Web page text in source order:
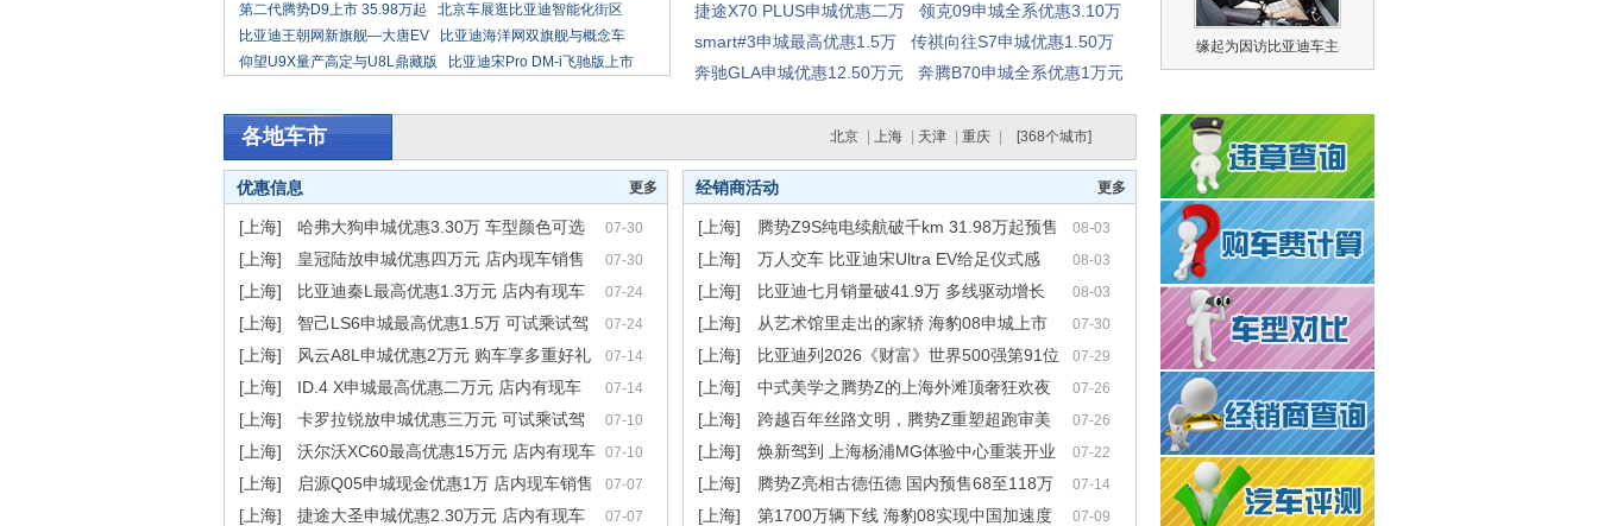
第二代腾势D9上市 35.98万起
北京车展逛比亚迪智能化街区
比亚迪王朝网新旗舰—大唐EV
比亚迪海洋网双旗舰与概念车
仰望U9X量产高定与U8L鼎藏版
比亚迪宋Pro DM-i飞驰版上市
捷途X70 PLUS申城优惠二万
领克09申城全系优惠3.10万
smart#3申城最高优惠1.5万
传祺向往S7申城优惠1.50万
奔驰GLA申城优惠12.50万元
奔腾B70申城全系优惠1万元
缘起为因访比亚迪车主
各地车市 北京 上海 天津 重庆 [368个城市]
优惠信息 更多
[上海] 哈弗大狗申城优惠3.30万 车型颜色可选 07-30
[上海] 皇冠陆放申城优惠四万元 店内现车销售 07-30
[上海] 比亚迪秦L最高优惠1.3万元 店内有现车 07-24
[上海] 智己LS6申城最高优惠1.5万 可试乘试驾 07-24
[上海] 风云A8L申城优惠2万元 购车享多重好礼 07-14
[上海] ID.4 X申城最高优惠二万元 店内有现车 07-14
[上海] 卡罗拉锐放申城优惠三万元 可试乘试驾 07-10
[上海] 沃尔沃XC60最高优惠15万元 店内有现车 07-10
[上海] 启源Q05申城现金优惠1万 店内现车销售 07-07
[上海] 捷途大圣申城优惠2.30万元 店内有现车 07-07
经销商活动 更多
[上海] 腾势Z9S纯电续航破千km 31.98万起预售 08-03
[上海] 万人交车 比亚迪宋Ultra EV给足仪式感 08-03
[上海] 比亚迪七月销量破41.9万 多线驱动增长 08-03
[上海] 从艺术馆里走出的家轿 海豹08申城上市 07-30
[上海] 比亚迪列2026《财富》世界500强第91位 07-29
[上海] 中式美学之腾势Z的上海外滩顶奢狂欢夜 07-26
[上海] 跨越百年丝路文明，腾势Z重塑超跑审美 07-26
[上海] 焕新驾到 上海杨浦MG体验中心重装开业 07-22
[上海] 腾势Z亮相古德伍德 国内预售68至118万 07-14
[上海] 第1700万辆下线 海豹08实现中国加速度 07-09